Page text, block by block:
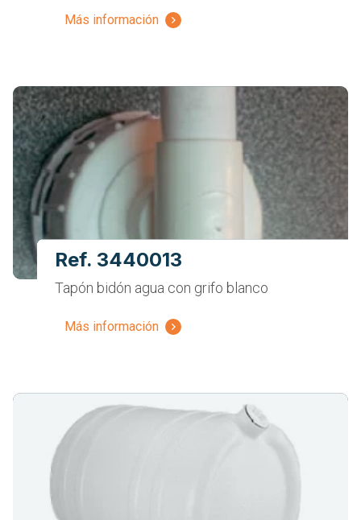
Más información
Ref. 3440013
Tapón bidón agua con grifo blanco
Más información